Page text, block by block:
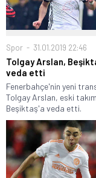
Spor 31.01.2019 22:46
Tolgay Arslan,
veda etti
Fenerbahçe'nin yeni
Tolgay Arslan, eski
Beşiktaş'a veda etti.